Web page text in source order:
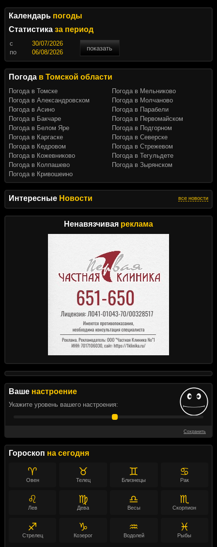
Интересные Новости все новости
Ненавязчивая реклама
Ваше настроение
Укажите уровень вашего настроения:
Сохранить
Гороскоп на сегодня
♈
Овен
♉
Телец
♊
Близнецы
♋
Рак
♌
Лев
♍
Дева
♎
Весы
♏
Скорпион
♐
Стрелец
♑
Козерог
♒
Водолей
♓
Рыбы
Календарь погоды
Статистика за период
c
показать
по
Погода в Томской области
Погода в Томске
Погода в Александровском
Погода в Асино
Погода в Бакчаре
Погода в Белом Яре
Погода в Каргаске
Погода в Кедровом
Погода в Кожевниково
Погода в Колпашево
Погода в Кривошеино
Погода в Мельниково
Погода в Молчаново
Погода в Парабели
Погода в Первомайском
Погода в Подгорном
Погода в Северске
Погода в Стрежевом
Погода в Тегульдете
Погода в Зырянском